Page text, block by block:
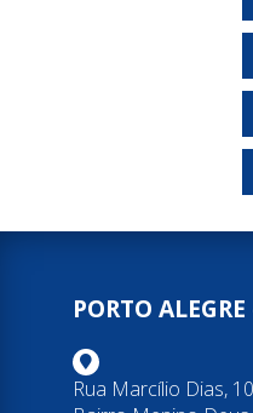
PORTO ALEGRE
Rua Marcílio Dias,